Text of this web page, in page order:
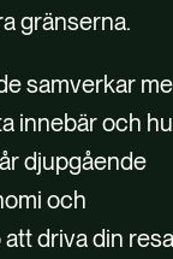
gränserna.
samverkar
innebär och
djupgående
och
driva din resa